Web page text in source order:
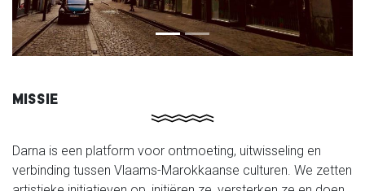
MISSIE
Darna is een platform voor ontmoeting, uitwisseling en
verbinding tussen Vlaams-Marokkaanse culturen. We zetten